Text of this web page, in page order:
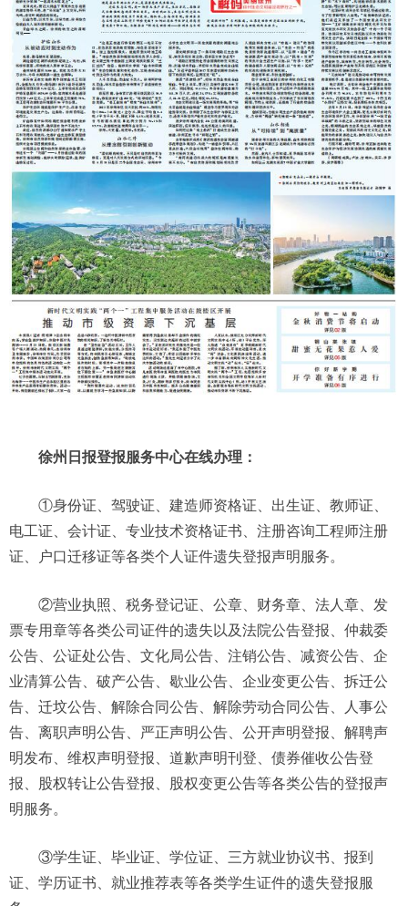
徐州日报登报服务中心在线办理：
①身份证、驾驶证、建造师资格证、出生证、教师证、
电工证、会计证、专业技术资格证书、注册咨询工程师注册
证、户口迁移证等各类个人证件遗失登报声明服务。
②营业执照、税务登记证、公章、财务章、法人章、发
票专用章等各类公司证件的遗失以及法院公告登报、仲裁委
公告、公证处公告、文化局公告、注销公告、减资公告、企
业清算公告、破产公告、歇业公告、企业变更公告、拆迁公
告、迁坟公告、解除合同公告、解除劳动合同公告、人事公
告、离职声明公告、严正声明公告、公开声明登报、解聘声
明发布、维权声明登报、道歉声明刊登、债券催收公告登
报、股权转让公告登报、股权变更公告等各类公告的登报声
明服务。
③学生证、毕业证、学位证、三方就业协议书、报到
证、学历证书、就业推荐表等各类学生证件的遗失登报服